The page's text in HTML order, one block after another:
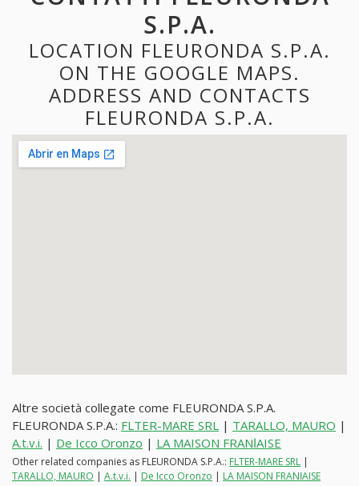
S.P.A.
LOCATION FLEURONDA S.P.A.
ON THE GOOGLE MAPS.
ADDRESS AND CONTACTS
FLEURONDA S.P.A.
Altre società collegate come FLEURONDA S.P.A.
FLEURONDA S.P.A.: FLTER-MARE SRL | TARALLO, MAURO |
A.t.v.i. | De Icco Oronzo | LA MAISON FRANاAISE
Other related companies as FLEURONDA S.P.A.: FLTER-MARE SRL |
TARALLO, MAURO | A.t.v.i. | De Icco Oronzo | LA MAISON FRANاAISE